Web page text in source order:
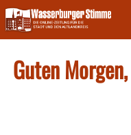
Skip
to
content
Guten